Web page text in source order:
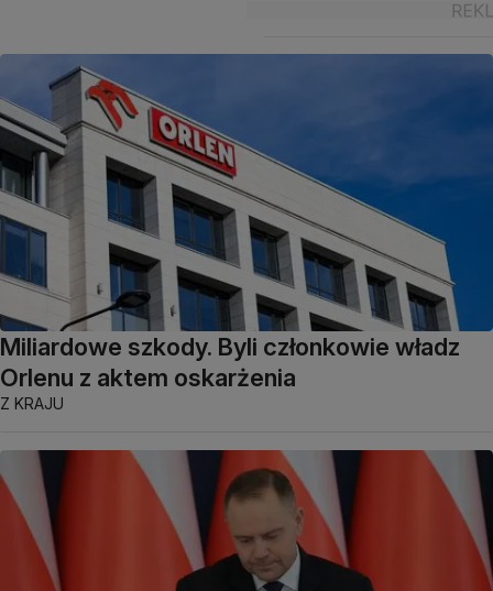
Miliardowe szkody. Byli członkowie władz
Orlenu z aktem oskarżenia
Z KRAJU